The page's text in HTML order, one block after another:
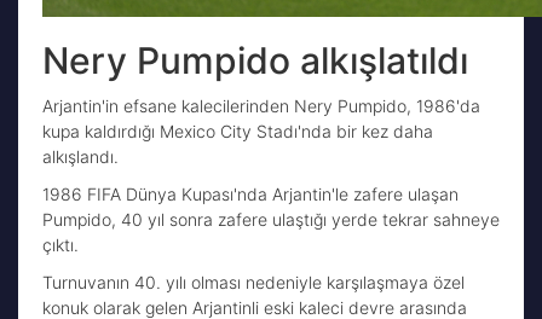
Nery Pumpido alkışlatıldı
Arjantin'in efsane kalecilerinden Nery Pumpido, 1986'da
kupa kaldırdığı Mexico City Stadı'nda bir kez daha
alkışlandı.
1986 FIFA Dünya Kupası'nda Arjantin'le zafere ulaşan
Pumpido, 40 yıl sonra zafere ulaştığı yerde tekrar sahneye
çıktı.
Turnuvanın 40. yılı olması nedeniyle karşılaşmaya özel
konuk olarak gelen Arjantinli eski kaleci devre arasında